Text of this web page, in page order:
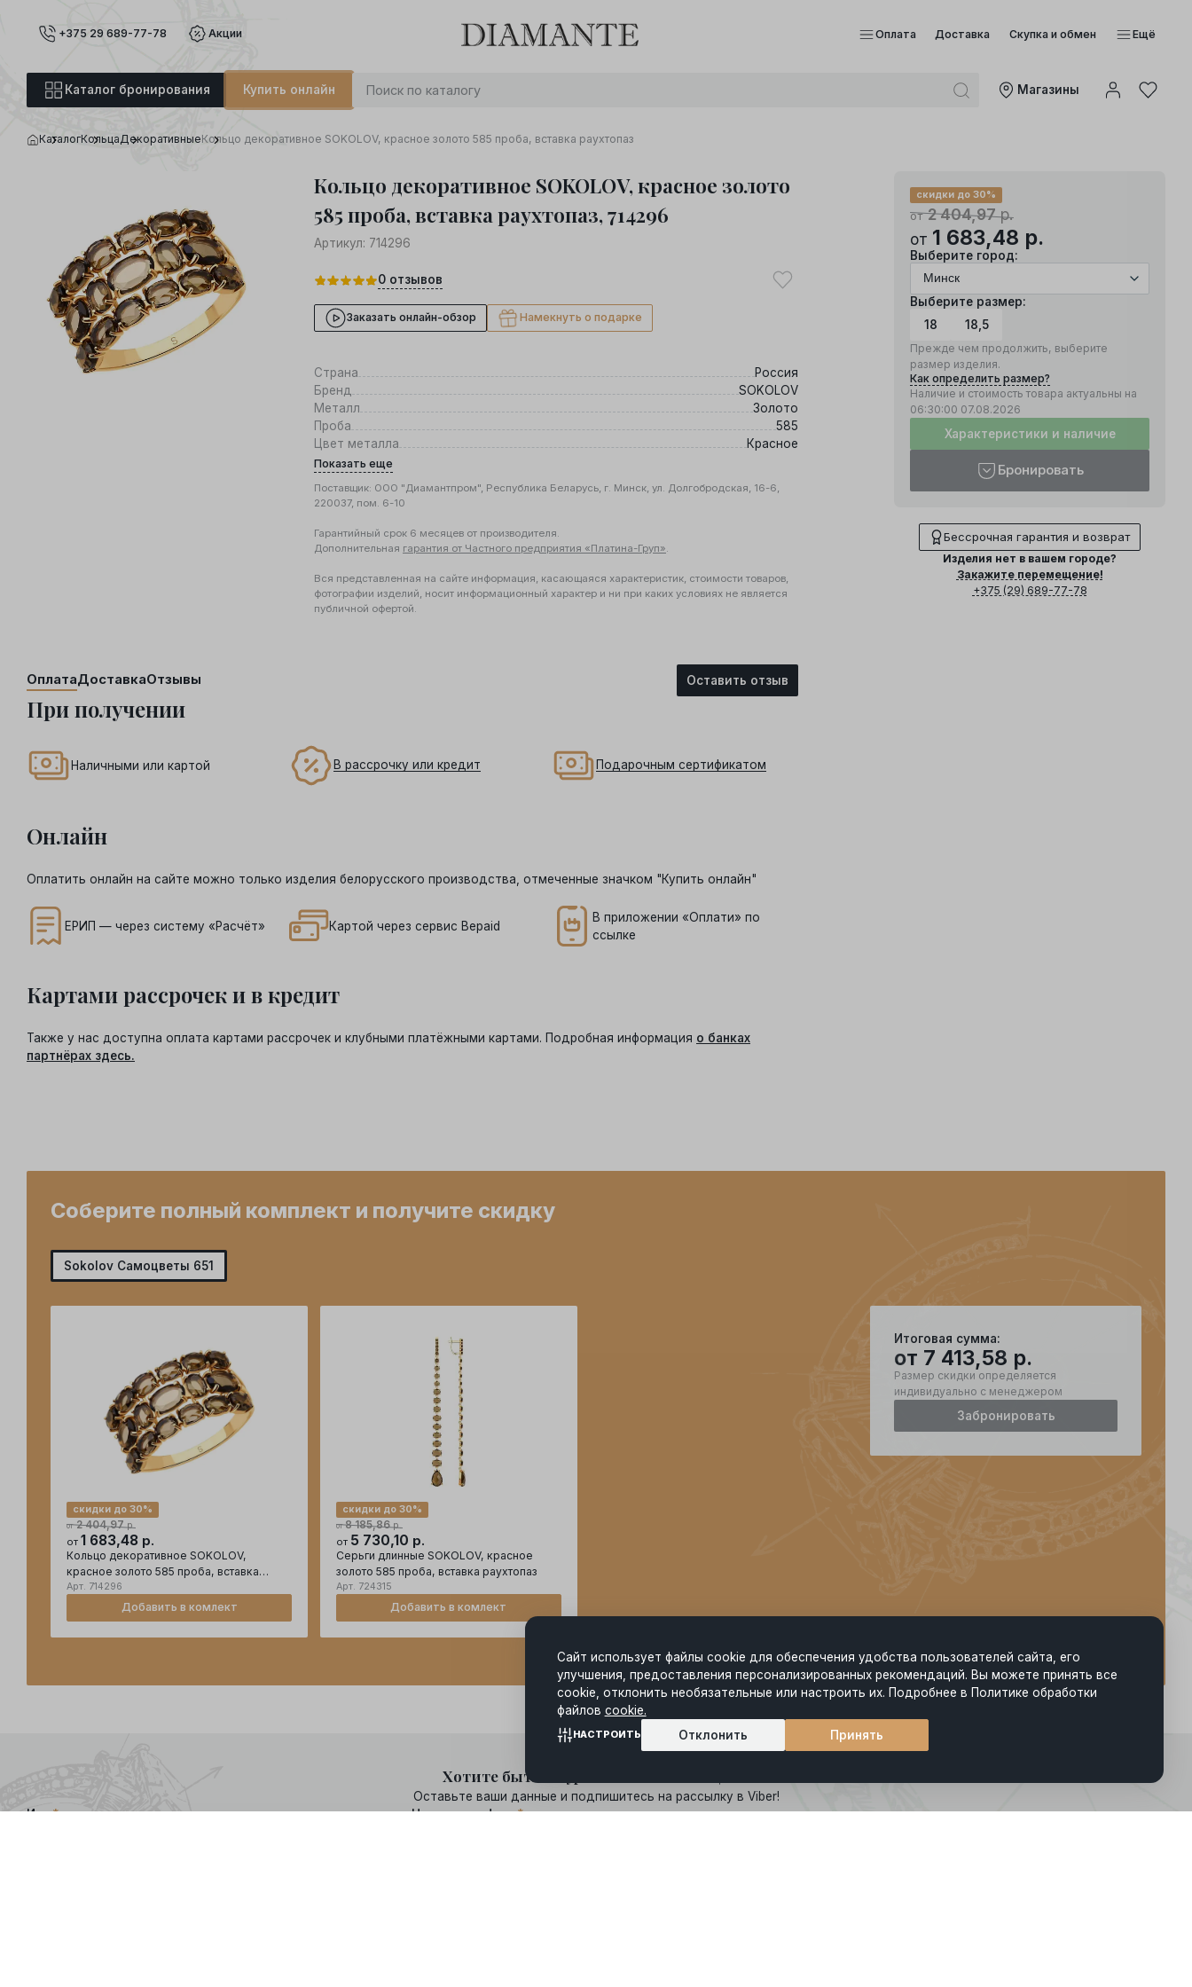
+375 29 689-77-78 Акции Оплата Доставка Скупка и обмен Ещё
Каталог бронирования Купить онлайн Mагазины
0 : 0 0
КаталогКольцаДекоративныеКольцо декоративное SOKOLOV, красное золото 585 проба, вставка раухтопаз
Кольцо декоративное SOKOLOV, красное золото
585 проба, вставка раухтопаз, 714296
Артикул: 714296
0 отзывов
Заказать онлайн-обзор Намекнуть о подарке
от2 404,97р.
скидки до 30%
от 1 683,48 р.
Выберите город:
Выберите размер:
18
18,5
Прежде чем продолжить, выберите
размер изделия.
Как определить размер?
Наличие и стоимость товара актуальны на
06:30:00 07.08.2026
Характеристики и наличие
Бронировать
Бессрочная гарантия и возврат
Изделия нет в вашем городе?
Закажите перемещение!
+375 (29) 689-77-78
Страна
Россия
Бренд
SOKOLOV
Металл
Золото
Проба
585
Цвет металла
Красное
Показать еще
Поставщик: ООО "Диамантпром", Республика Беларусь, г. Минск, ул. Долгобродская, 16-6,
220037, пом. 6-10
Гарантийный срок 6 месяцев от производителя.
Дополнительная гарантия от Частного предприятия «Платина-Груп».
Вся представленная на сайте информация, касающаяся характеристик, стоимости товаров,
фотографии изделий, носит информационный характер и ни при каких условиях не является
публичной офертой.
Оплата
При получении
Наличными или картой В рассрочку или кредит Подарочным сертификатом
Онлайн
Оплатить онлайн на сайте можно только изделия белорусского производства, отмеченные значком "Купить онлайн"
ЕРИП — через систему «Расчёт» Картой через сервис Bepaid
В приложении «Оплати» по
ссылке
Картами рассрочек и в кредит
Также у нас доступна оплата картами рассрочек и клубными платёжными картами. Подробная информация о банках
партнёрах здесь.
ДоставкаОтзывы Оставить отзыв
Соберите полный комплект и получите скидку
Sokolov Самоцветы 651
от2 404,97р.
скидки до 30%
от 1 683,48 р.
Кольцо декоративное SOKOLOV,
красное золото 585 проба, вставка
раухтопаз
Арт. 714296
Добавить в комлект
от8 185,86р.
скидки до 30%
от 5 730,10 р.
Серьги длинные SOKOLOV, красное
золото 585 проба, вставка раухтопаз
Арт. 724315
Добавить в комлект
Итоговая сумма:
от 7 413,58 р.
Размер скидки определяется
индивидуально с менеджером
Забронировать
Сайт использует файлы cookie для обеспечения удобства пользователей сайта, его
улучшения, предоставления персонализированных рекомендаций. Вы можете принять все
cookie, отклонить необязательные или настроить их. Подробнее в Политике обработки
файлов cookie.
НАСТРОИТЬ Отклонить Принять
Хотите быть в курсе всех наших акций?
Оставьте ваши данные и подпишитесь на рассылку в Viber!
Имя* Номер телефона*